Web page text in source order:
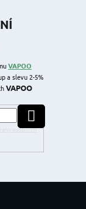
VAPOO
a slevu 2-5%
VAPOO
osobních